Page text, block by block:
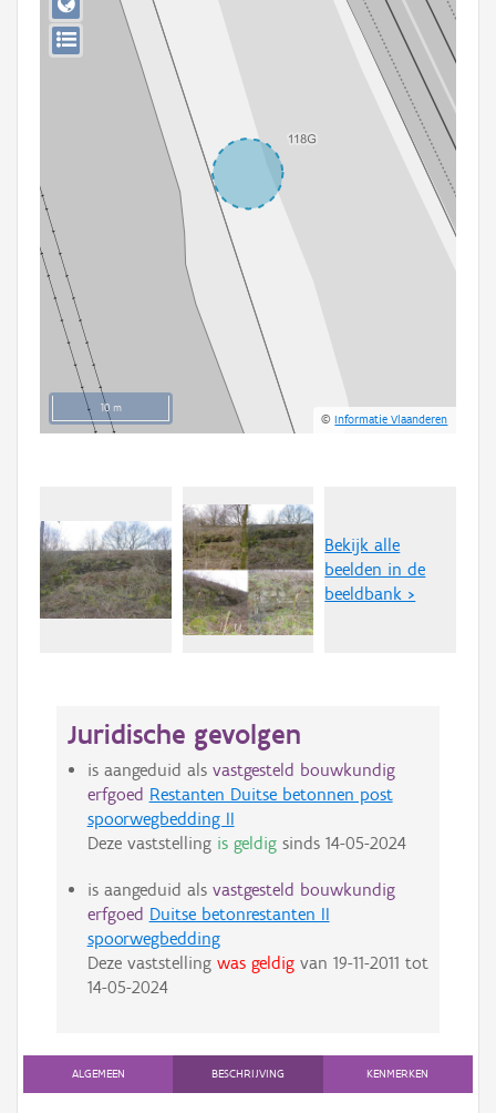
Aanmelden
10 m
©Informatie Vlaanderen
Bekijk alle
beelden in de
beeldbank >
Juridische gevolgen
is aangeduid als vastgesteld bouwkundig
erfgoed Restanten Duitse betonnen post
spoorwegbedding II
Deze vaststelling is geldigsinds 14-05-2024
is aangeduid als vastgesteld bouwkundig
erfgoed Duitse betonrestanten II
spoorwegbedding
Deze vaststelling was geldigvan 19-11-2011 tot
14-05-2024
ALGEMEEN BESCHRIJVING KENMERKEN